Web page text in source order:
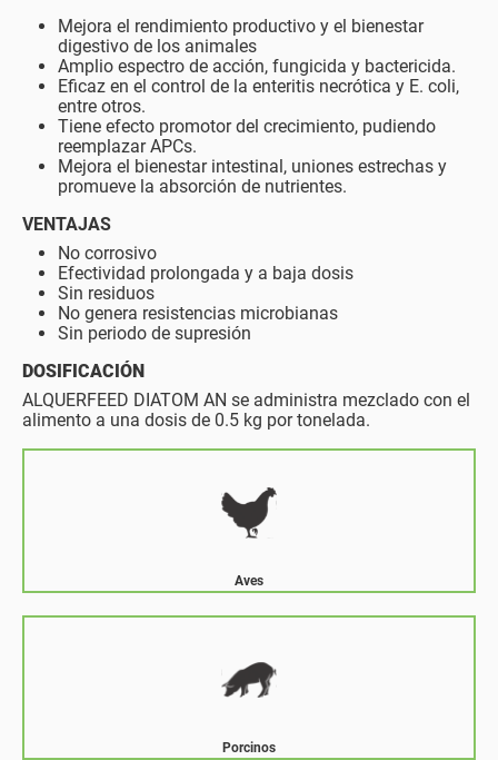
Mejora el rendimiento productivo y el bienestar
digestivo de los animales
Amplio espectro de acción, fungicida y bactericida.
Eficaz en el control de la enteritis necrótica y E. coli,
entre otros.
Tiene efecto promotor del crecimiento, pudiendo
reemplazar APCs.
Mejora el bienestar intestinal, uniones estrechas y
promueve la absorción de nutrientes.
VENTAJAS
No corrosivo
Efectividad prolongada y a baja dosis
Sin residuos
No genera resistencias microbianas
Sin periodo de supresión
DOSIFICACIÓN
ALQUERFEED DIATOM AN se administra mezclado con el
alimento a una dosis de 0.5 kg por tonelada.
Aves
Porcinos